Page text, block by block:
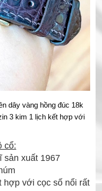
dây vàng hồng đúc 18k
3 kim 1 lịch kết hợp với
cổ:
sản xuất 1967
hợp với cọc số nổi rất